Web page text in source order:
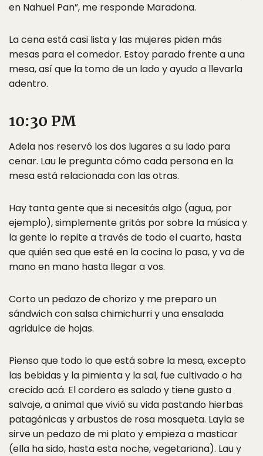
en Nahuel Pan”, me responde Maradona.
La cena está casi lista y las mujeres piden más
mesas para el comedor. Estoy parado frente a una
mesa, así que la tomo de un lado y ayudo a llevarla
adentro.
10:30 PM
Adela nos reservó los dos lugares a su lado para
cenar. Lau le pregunta cómo cada persona en la
mesa está relacionada con las otras.
Hay tanta gente que si necesitás algo (agua, por
ejemplo), simplemente gritás por sobre la música y
la gente lo repite a través de todo el cuarto, hasta
que quién sea que esté en la cocina lo pasa, y va de
mano en mano hasta llegar a vos.
Corto un pedazo de chorizo y me preparo un
sándwich con salsa chimichurri y una ensalada
agridulce de hojas.
Pienso que todo lo que está sobre la mesa, excepto
las bebidas y la pimienta y la sal, fue cultivado o ha
crecido acá. El cordero es salado y tiene gusto a
salvaje, a animal que vivió su vida pastando hierbas
patagónicas y arbustos de rosa mosqueta. Layla se
sirve un pedazo de mi plato y empieza a masticar
(ella ha sido, hasta esta noche, vegetariana). Lau y